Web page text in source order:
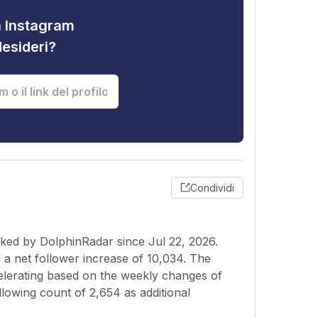
Condividi
by DolphinRadar since Jul 22, 2026.
net follower increase of 10,034. The
based on the weekly changes of
count of 2,654 as additional